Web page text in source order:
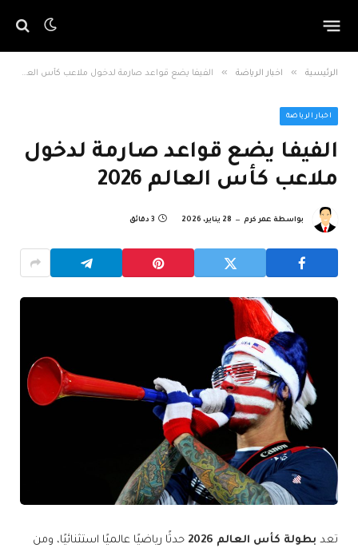
الرئيسية » اخبار الرياضة » الفيفا يضع قواعد صارمة لدخول ملاعب كأس العالم 2026
اخبار الرياضة
الفيفا يضع قواعد صارمة لدخول
ملاعب كأس العالم 2026
بواسطة عمر كرم 28 يناير، 2026 3 دقائق
تعد بطولة كأس العالم 2026
حدثًا رياضيًا عالميًا استثنائيًا، ومن